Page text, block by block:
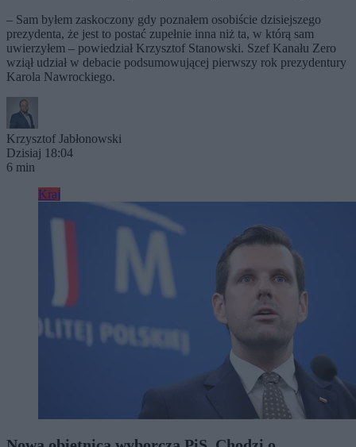
– Sam byłem zaskoczony gdy poznałem osobiście dzisiejszego
prezydenta, że jest to postać zupełnie inna niż ta, w którą sam
uwierzyłem – powiedział Krzysztof Stanowski. Szef Kanału Zero
wziął udział w debacie podsumowującej pierwszy rok prezydentury
Karola Nawrockiego.
Krzysztof Jabłonowski
Dzisiaj 18:04
6 min
Kraj